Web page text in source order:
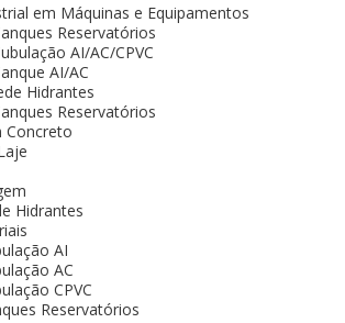
em Máquinas e Equipamentos
Reservatórios
AI/AC/CPVC
AI/AC
Hidrantes
Reservatórios
Concreto
Hidrantes
AI
AC
CPVC
Reservatórios